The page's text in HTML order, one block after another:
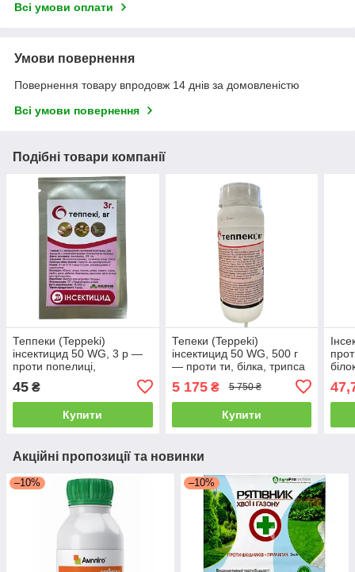
Всі умови оплати
Умови повернення
Повернення товару впродовж 14 днів за домовленістю
Всі умови повернення
Подібні товари компанії
Теппеки (Teppeki)
інсектицид 50 WG, 3 р —
проти попелиці,
45 ₴
Купити
Тепеки (Teppeki)
інсектицид 50 WG, 500 г
— проти ти, білка, трипса
5 175₴ 5 750 ₴
Купити
Акційні пропозиції та новинки
–10% –10%